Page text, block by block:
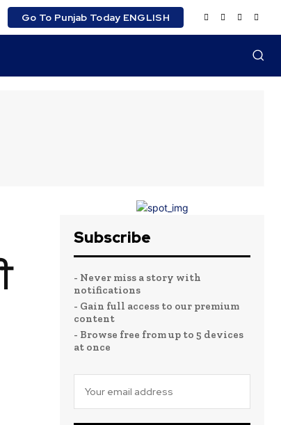
Go To Punjab Today ENGLISH
Subscribe
- Never miss a story with
notifications
- Gain full access to our premium
content
- Browse free from up to 5 devices
at once